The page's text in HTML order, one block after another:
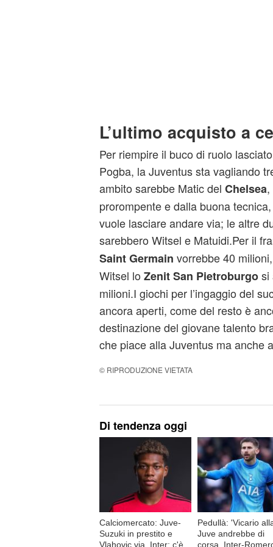
L’ultimo acquisto a
Per riempire il buco di ruolo
Pogba, la Juventus sta vagliando
ambito sarebbe Matic del Chelsea
prorompente e dalla buona
vuole lasciare andare via; le altre
sarebbero Witsel e Matuidi.Per il
Saint Germain vorrebbe 40
Witsel lo Zenit San Pietroburgosi
milioni.I giochi per l’ingaggio del
ancora aperti, come del resto è
destinazione del giovane talento
che piace alla Juventus ma anche
© RIPRODUZIONE VIETATA
Di tendenza oggi
Calciomercato: Juve-
Suzuki in prestito e
Vlahovic via, Inter: c'è
Pedullà: 'Vicario
Juve andrebbe di
corsa, Inter-